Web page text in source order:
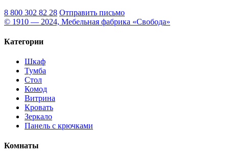
8 800 302 82 28 Отправить письмо
© 1910 — 2024, Мебельная фабрика «Свобода»
Категории
Шкаф
Тумба
Стол
Комод
Витрина
Кровать
Зеркало
Панель с крючками
Комнаты